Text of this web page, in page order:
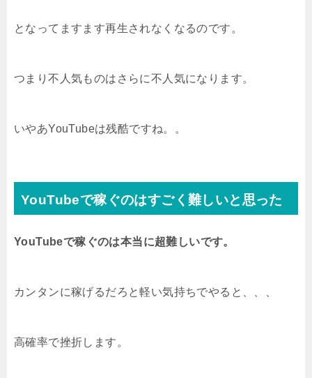
となってますます再生されなくなるのです。
つまり不人気ものはさらに不人気になります。
いやあYouTubeは残酷ですね。。
YouTubeで稼ぐのはすごく難しいと思った
YouTubeで稼ぐのは本当に超難しいです。
カンタンに稼げるだろと軽い気持ちでやると、、、
高確率で挫折します。